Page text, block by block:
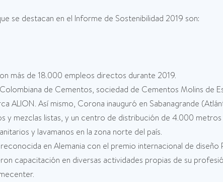
se destacan en el Informe de Sostenibilidad 2019 son:
más de 18.000 empleos directos durante 2019.
de Cementos, sociedad de Cementos Molins de
ALION. Así mismo, Corona inauguró en Sabanagrande
y mezclas listas, y un centro de distribución de 4.000
y lavamanos en la zona norte del país.
en Alemania con el premio internacional de
capacitación en diversas actividades propias de su